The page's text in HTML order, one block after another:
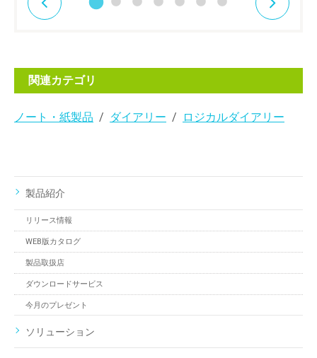
関連カテゴリ
ノート・紙製品 ダイアリー ロジカルダイアリー
製品紹介
リリース情報
WEB版カタログ
製品取扱店
ダウンロードサービス
今月のプレゼント
ソリューション